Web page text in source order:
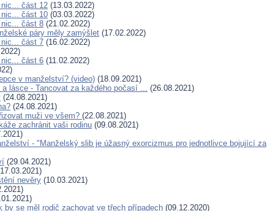
část 12 (13.03.2022)
část 10 (03.03.2022)
část 8 (21.02.2022)
páry měly zamýšlet (17.02.2022)
část 7 (16.02.2022)
část 6 (11.02.2022)
v manželství? (video) (18.09.2021)
lásce - Tancovat za každého počasí ... (26.08.2021)
(24.08.2021)
(24.08.2021)
muži ve všem? (22.08.2021)
zachránit vaši rodinu (09.08.2021)
- "Manželský slib je úžasný exorcizmus pro jednotlivce bojující za
(29.04.2021)
nevěry (10.03.2021)
by se měl rodič zachovat ve třech případech (09.12.2020)